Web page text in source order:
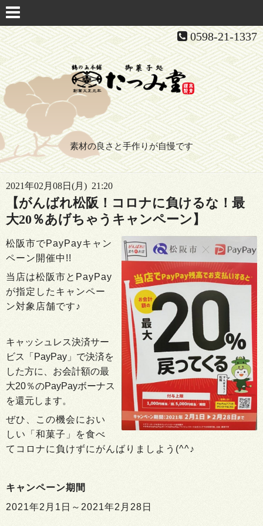
0598-21-1337
素材の良さと手作りが自慢です
2021年02月08日(月) 21:20
【がんばれ松阪！コロナに負けるな！最
大20％あげちゃうキャンペーン】
松阪市でPayPayキャン
ペーン開催中!!
当店は松阪市とPayPay
が指定したキャンペー
ン対象店舗です♪
キャッシュレス決済サー
ビス「PayPay」で決済を
した方に、お会計額の最
大20％のPayPayボーナス
を還元します。
ぜひ、この機会におい
しい「和菓子」を食べ
てコロナに負けずにがんばりましよう(^^♪
キャンペーン期間
2021年2月1日～2021年2月28日